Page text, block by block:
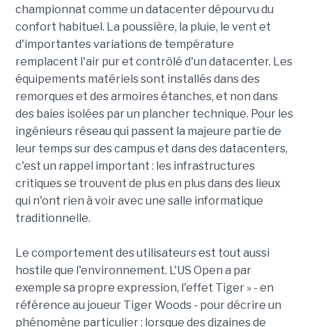
championnat comme un datacenter dépourvu du
confort habituel. La poussière, la pluie, le vent et
d'importantes variations de température
remplacent l'air pur et contrôlé d'un datacenter. Les
équipements matériels sont installés dans des
remorques et des armoires étanches, et non dans
des baies isolées par un plancher technique. Pour les
ingénieurs réseau qui passent la majeure partie de
leur temps sur des campus et dans des datacenters,
c'est un rappel important : les infrastructures
critiques se trouvent de plus en plus dans des lieux
qui n'ont rien à voir avec une salle informatique
traditionnelle.
Le comportement des utilisateurs est tout aussi
hostile que l'environnement. L'US Open a par
exemple sa propre expression, l'effet Tiger » - en
référence au joueur Tiger Woods - pour décrire un
phénomène particulier : lorsque des dizaines de